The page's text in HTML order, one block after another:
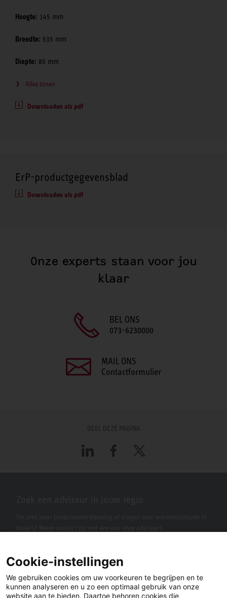
Hoogte: 145 mm
Breedte: 535 mm
Diepte: 85 mm
Alles tonen
Downloaden als pdf
ErP-productgegevensblad
Downloaden als pdf
Onze experts staan voor jou
klaar
BEL ONS
073-6230000
MAIL ONS
Contactformulier
DEEL DEZE PAGINA
LinkedIn FacebookX
Cookie-instellingen
We gebruiken cookies om uw voorkeuren te begrijpen en te
kunnen analyseren en u zo een optimaal gebruik van onze
website aan te bieden. Daartoe behoren cookies die